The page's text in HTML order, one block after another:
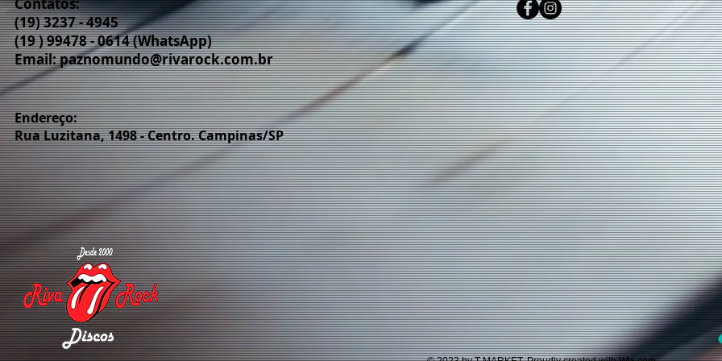
(19) 3237 - 4945
(19 ) 99478 - 0614 (WhatsApp)
Email:paznomundo@rivarock.com.br
Endereço:
Rua Luzitana, 1498 - Centro. Campinas/SP